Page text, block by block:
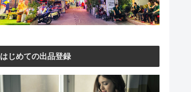
はじめての出品登録